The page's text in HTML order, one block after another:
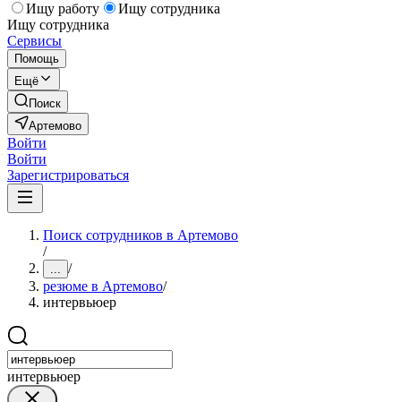
Ищу работу
Ищу сотрудника
Ищу сотрудника
Сервисы
Помощь
Ещё
Поиск
Артемово
Войти
Войти
Зарегистрироваться
Поиск сотрудников в Артемово
/
... /
резюме в Артемово/
интервьюер
интервьюер